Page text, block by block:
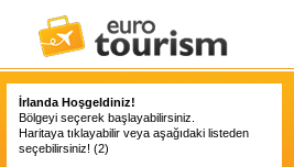
İrlanda Hoşgeldiniz!
Bölgeyi seçerek başlayabilirsiniz.
Haritaya tıklayabilir veya aşağıdaki listeden
seçebilirsiniz! (2)